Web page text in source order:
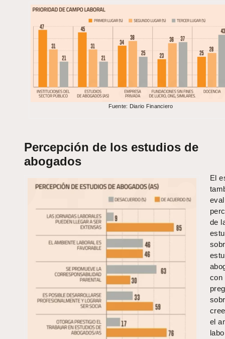
Fuente: Diario Financiero
Percepción de los estudios de
abogados
El
de
con
el